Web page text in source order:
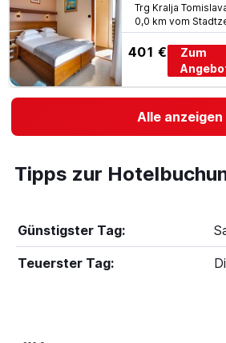
0,0 km vom
401 €
Zum
Alle anzeigen
Tipps zur
Günstigster Tag:
Teuerster Tag: